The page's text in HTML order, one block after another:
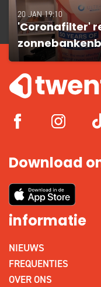
20 JAN 19:10
'Coronafilter'
Download
informatie
NIEUWS
FREQUENTIES
OVER ONS